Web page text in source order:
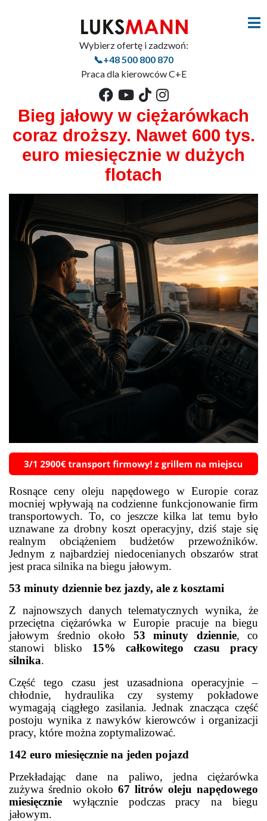
Wybierz ofertę i zadzwoń:
📞+48 500 800 870
Praca dla kierowców C+E
Bieg jałowy w ciężarówkach
coraz droższy. Nawet 600 tys.
euro miesięcznie w dużych
flotach
Rosnące ceny oleju napędowego w Europie coraz
mocniej wpływają na codzienne funkcjonowanie firm
transportowych. To, co jeszcze kilka lat temu było
uznawane za drobny koszt operacyjny, dziś staje się
realnym obciążeniem budżetów przewoźników.
Jednym z najbardziej niedocenianych obszarów strat
jest praca silnika na biegu jałowym.
53 minuty dziennie bez jazdy, ale z kosztami
Z najnowszych danych telematycznych wynika, że
przeciętna ciężarówka w Europie pracuje na biegu
jałowym średnio około 53 minuty dziennie, co
stanowi blisko 15% całkowitego czasu pracy
silnika.
Część tego czasu jest uzasadniona operacyjnie –
chłodnie, hydraulika czy systemy pokładowe
wymagają ciągłego zasilania. Jednak znacząca część
postoju wynika z nawyków kierowców i organizacji
pracy, które można zoptymalizować.
142 euro miesięcznie na jeden pojazd
Przekładając dane na paliwo, jedna ciężarówka
zużywa średnio około 67 litrów oleju napędowego
miesięcznie wyłącznie podczas pracy na biegu
jałowym.